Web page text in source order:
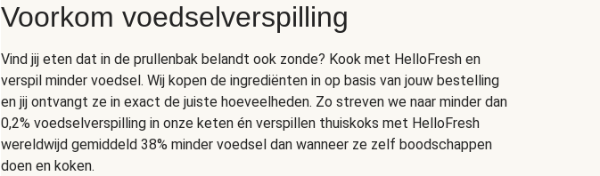
Voorkom voedselverspilling
Vind jij eten dat in de prullenbak belandt ook zonde? Kook met HelloFresh en
verspil minder voedsel. Wij kopen de ingrediënten in op basis van jouw bestelling
en jij ontvangt ze in exact de juiste hoeveelheden. Zo streven we naar minder dan
0,2% voedselverspilling in onze keten én verspillen thuiskoks met HelloFresh
wereldwijd gemiddeld 38% minder voedsel dan wanneer ze zelf boodschappen
doen en koken.